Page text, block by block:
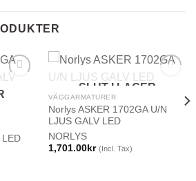
LED
SLUT I LAGER
VÄGGARMATURER
Norlys ASKER 1702GA U/N
LJUS GALV LED
NORLYS
1,701.00kr (Incl. Tax)